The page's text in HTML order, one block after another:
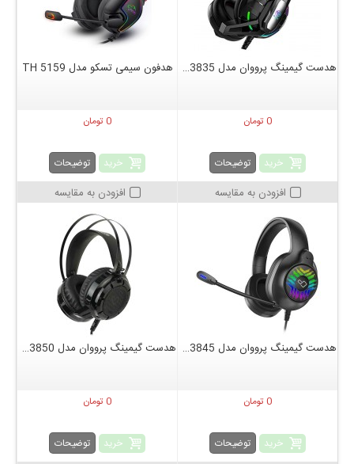
هدست گیمینگ پرووان مدل PHG3835
0 تومان
خرید توضیحات
افزودن به مقایسه
هدفون سیمی تسکو مدل TH 5159
0 تومان
خرید توضیحات
افزودن به مقایسه
هدست گیمینگ پرووان مدل PHG3845
0 تومان
خرید توضیحات
هدست گیمینگ پرووان مدل PHG3850
0 تومان
خرید توضیحات